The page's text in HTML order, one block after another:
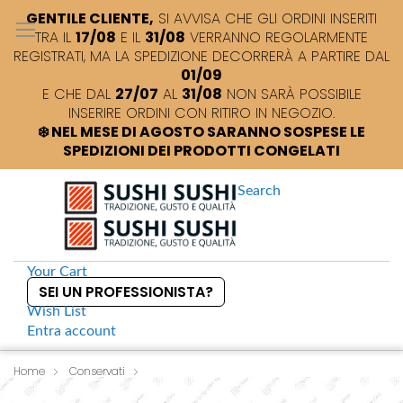
GENTILE CLIENTE, SI AVVISA CHE GLI ORDINI INSERITI
TRA IL 17/08 E IL 31/08 VERRANNO REGOLARMENTE
REGISTRATI, MA LA SPEDIZIONE DECORRERÀ A PARTIRE DAL
01/09
E CHE DAL 27/07 AL 31/08 NON SARÀ POSSIBILE
INSERIRE ORDINI CON RITIRO IN NEGOZIO.
❄️ NEL MESE DI AGOSTO SARANNO SOSPESE LE
SPEDIZIONI DEI PRODOTTI CONGELATI
Search
Your Cart
SEI UN PROFESSIONISTA?
Wish List
Entra account
S
k
i
Home
Conservati
Shimaya Konbu dashi dado granulare a base di alghe konbu
S